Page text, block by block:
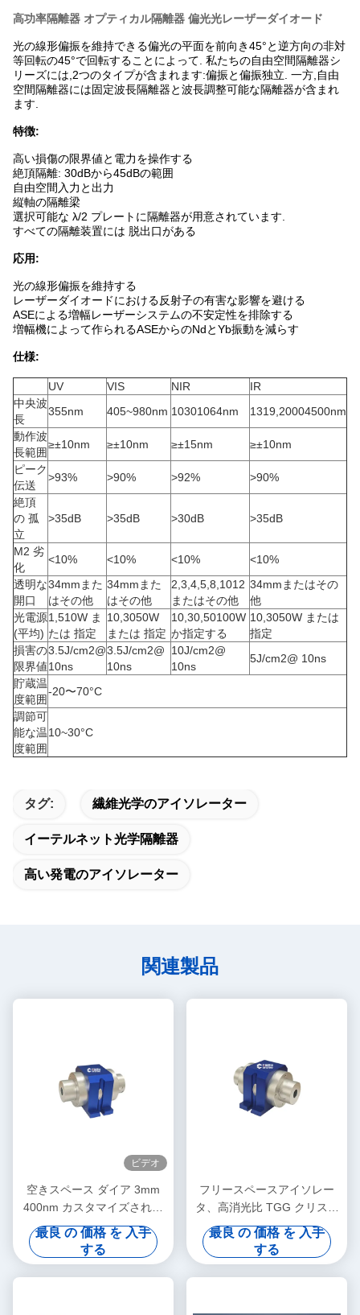
高功率隔離器 オプティカル隔離器 偏光光レーザーダイオード
光の線形偏振を維持できる偏光の平面を前向き45°と逆方向の非対
等回転の45°で回転することによって. 私たちの自由空間隔離器シ
リーズには,2つのタイプが含まれます:偏振と偏振独立. 一方,自由
空間隔離器には固定波長隔離器と波長調整可能な隔離器が含まれ
ます.
特徴:
高い損傷の限界値と電力を操作する
絶頂隔離: 30dBから45dBの範囲
自由空間入力と出力
縦軸の隔離梁
選択可能な λ/2 プレートに隔離器が用意されています.
すべての隔離装置には 脱出口がある
応用:
光の線形偏振を維持する
レーザーダイオードにおける反射子の有害な影響を避ける
ASEによる増幅レーザーシステムの不安定性を排除する
増幅機によって作られるASEからのNdとYb振動を減らす
仕様:
UV VIS NIR
IR
中央波
長
355nm 405~980nm 10301064nm
1319,20004500nm
動作波
長範囲
≥±10nm ≥±10nm ≥±15nm
≥±10nm
ピーク
伝送
>93% >90% >92%
>90%
絶頂
の 孤
立
>35dB >35dB >30dB >35dB
M2 劣
化
<10% <10% <10%
<10%
透明な
開口
34mmまた
はその他
34mmまた
はその他
2,3,4,5,8,1012
またはその他
34mmまたはその
他
光電源
(平均)
1,510W ま
たは 指定
10,3050W
または 指定
10,30,50100W
か指定する
10,3050W または
指定
損害の
限界値
3.5J/cm2@
10ns
3.5J/cm2@
10ns
10J/cm2@
10ns
5J/cm2@ 10ns
貯蔵温
度範囲
-20〜70°C
調節可
能な温
度範囲
10~30°C
タグ: 繊維光学のアイソレーター
イーテルネット光学隔離器
高い発電のアイソレーター
関連製品
ビデオ
空きスペース ダイア 3mm
400nm カスタマイズされた
ファラデー隔離器
最良 の 価格 を 入手
する
フリースペースアイソレー
タ、高消光比 TGG クリスタ
ル光アイソレータ、低挿入損
失、高安定性シングル/マル
チステージアイソレータ
最良 の 価格 を 入手
する